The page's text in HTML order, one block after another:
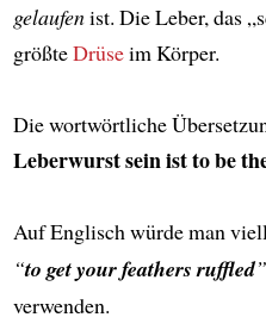
gelaufenist. Die Leber, das
größteDrüseim Körper.
Die wortwörtliche
Leberwurst sein ist to be
Auf Englisch würde man
“to get your feathers ruffled”
verwenden.